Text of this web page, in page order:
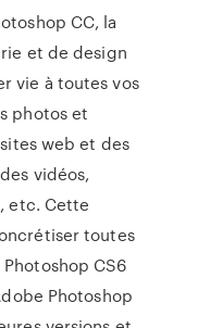
CC, la
et de design
vie à toutes vos
photos et
web et des
vidéos,
etc. Cette
toutes
CS6
Photoshop